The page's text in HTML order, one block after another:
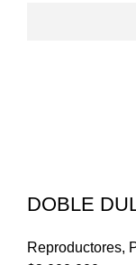
DOBLE
Reproductores,